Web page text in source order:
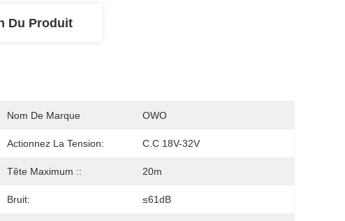
Du Produit
Nom De Marque OWO
Actionnez La Tension: C.C 18V-32V
Tête Maximum :: 20m
Bruit: ≤61dB